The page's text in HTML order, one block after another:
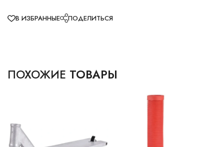
В ИЗБРАННЫЕ ПОДЕЛИТЬСЯ
ПОХОЖИЕ ТОВАРЫ